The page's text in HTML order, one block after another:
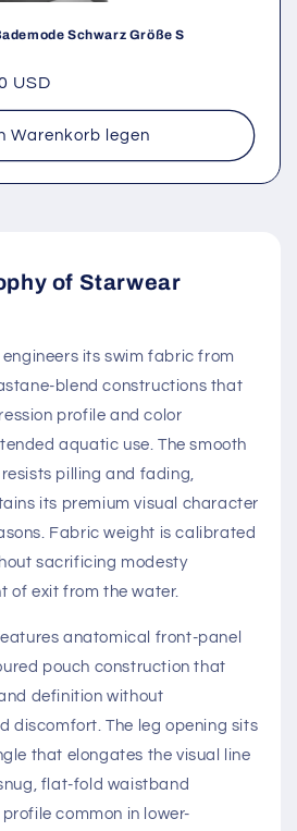
Schwarz Größe S
USD
Warenkorb legen
of Starwear
its swim fabric from
blend constructions that
profile and color
aquatic use. The smooth
pilling and fading,
its premium visual character
Fabric weight is calibrated
sacrificing modesty
of exit from the water.
anatomical front-panel
pouch construction that
definition without
discomfort. The leg opening sits
that elongates the visual line
flat-fold waistband
common in lower-